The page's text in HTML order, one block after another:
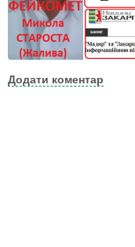
Додати коментар